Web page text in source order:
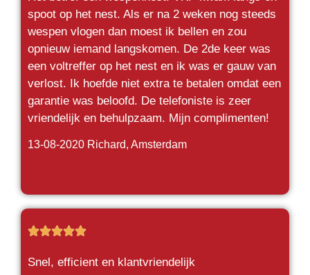
spoot op het nest. Als er na 2 weken nog steeds
wespen vlogen dan moest ik bellen en zou
opnieuw iemand langskomen. De 2de keer was
een voltreffer op het nest en ik was er gauw van
verlost. Ik hoefde niet extra te betalen omdat een
garantie was beloofd. De telefoniste is zeer
vriendelijk en behulpzaam. Mijn complimenten!
13-08-2020 Richard, Amsterdam

Snel, efficient en klantvriendelijk